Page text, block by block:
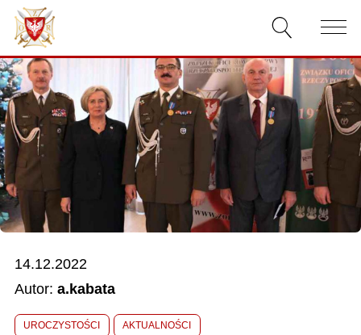
AKTUALNOŚCI
O ZWIĄZKU
DOKUMENTY
WŁADZE
RELACJE FILMOWE
KONKURSY
14.12.2022
Autor: a.kabata
UROCZYSTOŚCI AKTUALNOŚCI